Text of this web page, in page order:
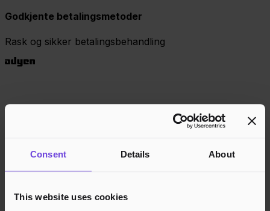
Consent Details About
This website uses cookies
Godkjente betalingsmetoder
Rask og sikker betalingsbehandling